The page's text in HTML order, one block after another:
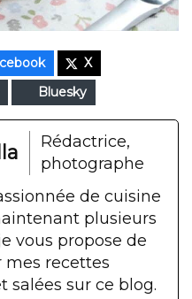
X
Bluesky
Rédactrice,
photographe
de cuisine
plusieurs
vous propose de
mes recettes
salées sur ce blog.